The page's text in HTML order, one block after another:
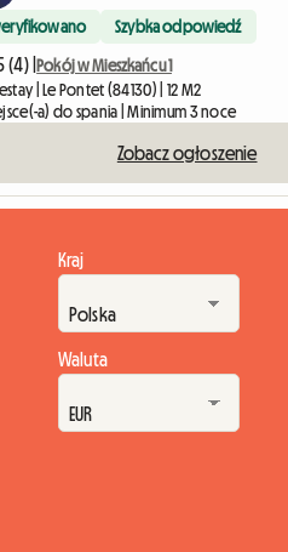
Szybka odpowiedź
(4) |Pokój w Mieszkańcu 1
| Le Pontet (84130) | 12 M2
a) do spania | Minimum 3 noce
Zobacz ogłoszenie
Kraj
Waluta